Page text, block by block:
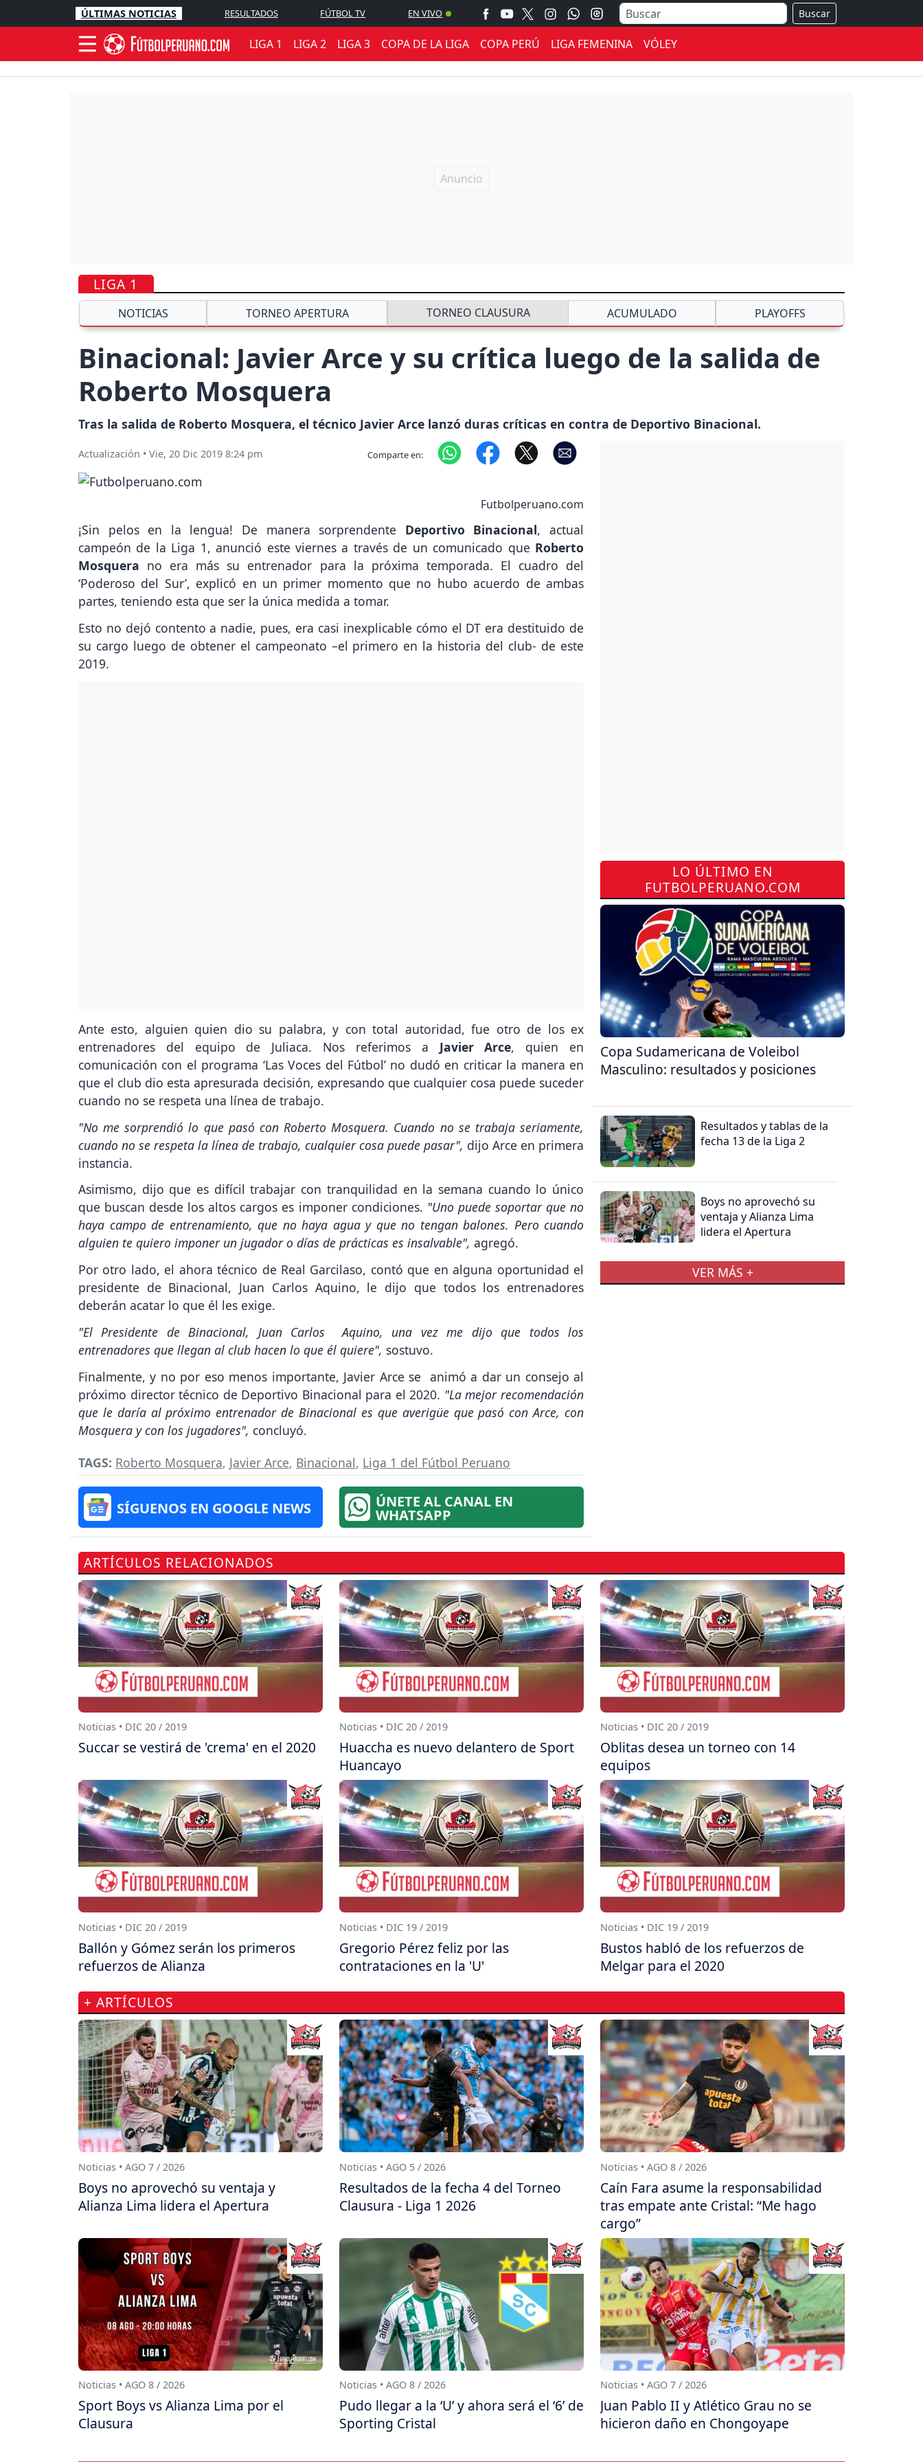
ÚLTIMAS NOTICIAS RESULTADOS FÚTBOL TV EN VIVO Buscar
LIGA 1 LIGA 2 LIGA 3 COPA DE LA LIGA COPA PERÚ LIGA FEMENINA VÓLEY
LIGA 1
NOTICIAS TORNEO APERTURA TORNEO CLAUSURA ACUMULADO PLAYOFFS
Binacional: Javier Arce y su crítica luego de la salida de
Roberto Mosquera
Tras la salida de Roberto Mosquera, el técnico Javier Arce lanzó duras críticas en contra de Deportivo Binacional.
Actualización • Vie, 20 Dic 2019 8:24 pm Comparte en:
Futbolperuano.com
¡Sin pelos en la lengua! De manera sorprendente Deportivo Binacional, actual
campeón de la Liga 1, anunció este viernes a través de un comunicado que Roberto
Mosquera no era más su entrenador para la próxima temporada. El cuadro del
‘Poderoso del Sur’, explicó en un primer momento que no hubo acuerdo de ambas
partes, teniendo esta que ser la única medida a tomar.
Esto no dejó contento a nadie, pues, era casi inexplicable cómo el DT era destituido de
su cargo luego de obtener el campeonato –el primero en la historia del club- de este
2019.
Ante esto, alguien quien dio su palabra, y con total autoridad, fue otro de los ex
entrenadores del equipo de Juliaca. Nos referimos a Javier Arce, quien en
comunicación con el programa ‘Las Voces del Fútbol’ no dudó en criticar la manera en
que el club dio esta apresurada decisión, expresando que cualquier cosa puede suceder
cuando no se respeta una línea de trabajo.
"No me sorprendió lo que pasó con Roberto Mosquera. Cuando no se trabaja seriamente,
cuando no se respeta la línea de trabajo, cualquier cosa puede pasar", dijo Arce en primera
instancia.
Asimismo, dijo que es difícil trabajar con tranquilidad en la semana cuando lo único
que buscan desde los altos cargos es imponer condiciones. "Uno puede soportar que no
haya campo de entrenamiento, que no haya agua y que no tengan balones. Pero cuando
alguien te quiero imponer un jugador o días de prácticas es insalvable", agregó.
Por otro lado, el ahora técnico de Real Garcilaso, contó que en alguna oportunidad el
presidente de Binacional, Juan Carlos Aquino, le dijo que todos los entrenadores
deberán acatar lo que él les exige.
"El Presidente de Binacional, Juan Carlos Aquino, una vez me dijo que todos los
entrenadores que llegan al club hacen lo que él quiere", sostuvo.
Finalmente, y no por eso menos importante, Javier Arce se animó a dar un consejo al
próximo director técnico de Deportivo Binacional para el 2020. "La mejor recomendación
que le daría al próximo entrenador de Binacional es que averigüe que pasó con Arce, con
Mosquera y con los jugadores", concluyó.
TAGS: Roberto Mosquera, Javier Arce, Binacional, Liga 1 del Fútbol Peruano
SÍGUENOS EN GOOGLE NEWS ÚNETE AL CANAL EN
WHATSAPP
LO ÚLTIMO EN
FUTBOLPERUANO.COM
Copa Sudamericana de Voleibol
Masculino: resultados y posiciones
Resultados y tablas de la
fecha 13 de la Liga 2
Boys no aprovechó su
ventaja y Alianza Lima
lidera el Apertura
VER MÁS +
ARTÍCULOS RELACIONADOS
Noticias • DIC 20 / 2019
Succar se vestirá de 'crema' en el 2020
Noticias • DIC 20 / 2019
Huaccha es nuevo delantero de Sport
Huancayo
Noticias • DIC 20 / 2019
Oblitas desea un torneo con 14
equipos
Noticias • DIC 20 / 2019
Ballón y Gómez serán los primeros
refuerzos de Alianza
Noticias • DIC 19 / 2019
Gregorio Pérez feliz por las
contrataciones en la 'U'
Noticias • DIC 19 / 2019
Bustos habló de los refuerzos de
Melgar para el 2020
+ ARTÍCULOS
Noticias • AGO 7 / 2026
Boys no aprovechó su ventaja y
Alianza Lima lidera el Apertura
Noticias • AGO 5 / 2026
Resultados de la fecha 4 del Torneo
Clausura - Liga 1 2026
Noticias • AGO 8 / 2026
Caín Fara asume la responsabilidad
tras empate ante Cristal: “Me hago
cargo”
Noticias • AGO 8 / 2026
Sport Boys vs Alianza Lima por el
Clausura
Noticias • AGO 8 / 2026
Pudo llegar a la ‘U’ y ahora será el ‘6’ de
Sporting Cristal
Noticias • AGO 7 / 2026
Juan Pablo II y Atlético Grau no se
hicieron daño en Chongoyape